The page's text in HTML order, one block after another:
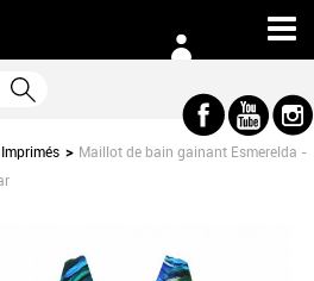
> Maillot de bain gainant Esmerelda -